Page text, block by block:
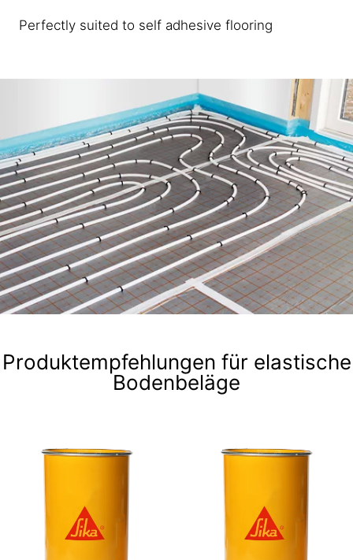
Perfectly suited to self adhesive flooring
Produktempfehlungen für elastische
Bodenbeläge